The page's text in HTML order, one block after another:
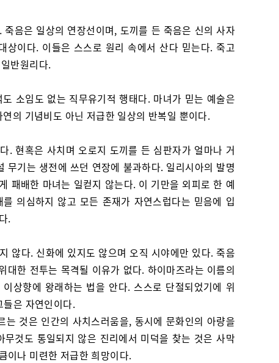
음은 일상의 연장선이며, 도끼를 든 죽음은 신의 사자
상이다. 이들은 스스로 원리 속에서 산다 믿는다. 죽고
반원리다.
소임도 없는 직무유기적 행태다. 마녀가 믿는 예술은
의 기념비도 아닌 저급한 일상의 반복일 뿐이다.
. 현혹은 사치며 오로지 도끼를 든 심판자가 얼마나 거
무기는 생전에 쓰던 연장에 불과하다. 일리시아의 발명
패배한 마녀는 일컫지 않는다. 이 기만을 외피로 한 예
의심하지 않고 모든 존재가 자연스럽다는 믿음에 입
.
않다. 신화에 있지도 않으며 오직 시야에만 있다. 죽음
대한 전투는 목격될 이유가 없다. 하이마즈라는 이름의
상향에 왕래하는 법을 안다. 스스로 단절되었기에 위
은 자연인이다.
는 것은 인간의 사치스러움을, 동시에 문화인의 아량을
무것도 통일되지 않은 진리에서 미덕을 찾는 것은 사막
이나 미련한 저급한 희망이다.